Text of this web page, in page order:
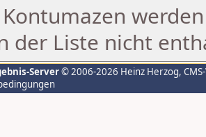
Kontumazen
der Liste nicht
Server© 2006-2026 Heinz Herzog,